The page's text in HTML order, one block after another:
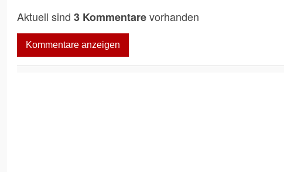
Aktuell sind 3 Kommentarevorhanden
Kommentare anzeigen